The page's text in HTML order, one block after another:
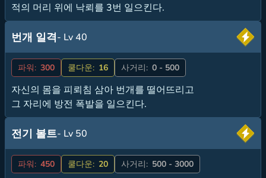
적의 머리 위에 낙뢰를 3번 일으킨다.
번개 일격- Lv 40
파워: 300 쿨다운: 16 사거리: 0 - 500
자신의 몸을 피뢰침 삼아 번개를 떨어뜨리고
그 자리에 방전 폭발을 일으킨다.
전기 볼트- Lv 50
파워: 450 쿨다운: 20 사거리: 500 - 3000